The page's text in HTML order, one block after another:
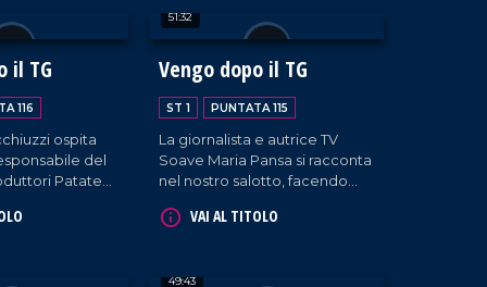
tv e
giornalismo, alla
sua carriera nel campo
dell'imprenditoria calabrese.
il TG
116
ospita
del
Patate
della
51:32
Vengo dopo il TG
ST 1 PUNTATA 115
La giornalista e autrice TV
Soave Maria Pansa si racconta
nel nostro salotto, facendo
cui l'ultima intervista realizzata
VAI AL TITOLO
49:43